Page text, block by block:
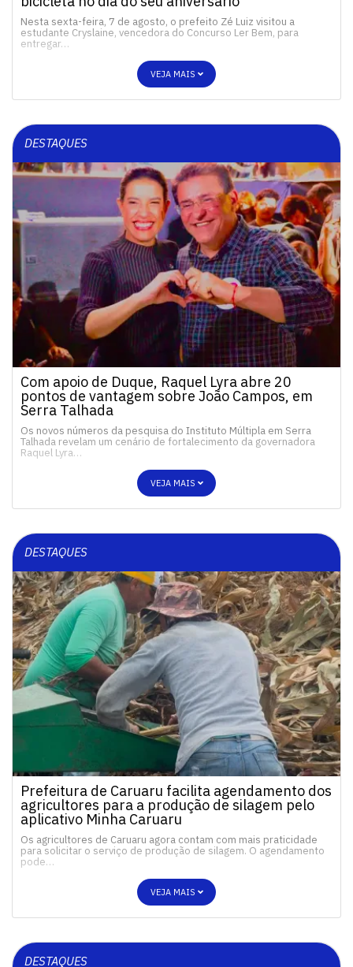
Nesta sexta-feira, 7 de agosto, o prefeito Zé Luiz visitou a
estudante Cryslaine, vencedora do Concurso Ler Bem, para
entregar…
VEJA MAIS
DESTAQUES
Com apoio de Duque, Raquel Lyra abre 20
pontos de vantagem sobre João Campos, em
Serra Talhada
Os novos números da pesquisa do Instituto Múltipla em Serra
Talhada revelam um cenário de fortalecimento da governadora
Raquel Lyra…
VEJA MAIS
DESTAQUES
Prefeitura de Caruaru facilita agendamento dos
agricultores para a produção de silagem pelo
aplicativo Minha Caruaru
Os agricultores de Caruaru agora contam com mais praticidade
para solicitar o serviço de produção de silagem. O agendamento
pode…
VEJA MAIS
DESTAQUES